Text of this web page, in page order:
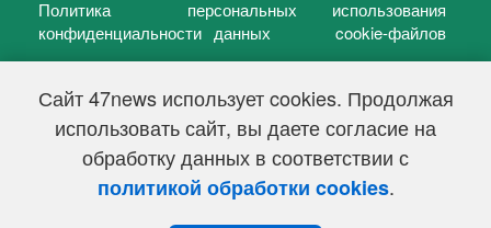
Сайт 47news использует cookies. Продолжая
использовать сайт, вы даете согласие на
обработку данных в соответствии с
политикой обработки cookies.
Политика
конфиденциальности
персональных
данных
использования
cookie-файлов
47 новостей (47 news)2005 — 2026 г.
Свидетельство о регистрации СМИ Эл № ФС 77-39848, выдано
Федеральной службой по надзору в сфере связи,
информационных технологий и массовых коммуникаций